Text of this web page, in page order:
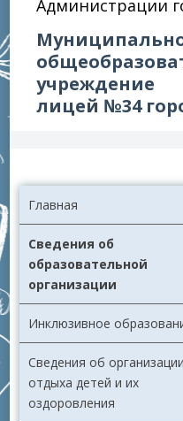
Администрации
учреждение
лицей №34
Главная
Сведения об
образовательной
организации
Инклюзивное
Сведения об организации
отдыха детей и их
оздоровления